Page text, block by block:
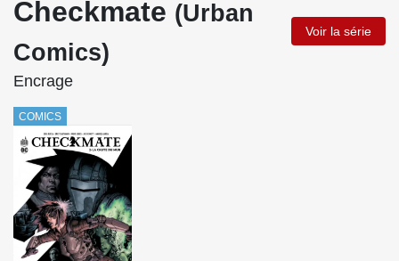
Checkmate (Urban
Comics)
Voir la série
Encrage
COMICS